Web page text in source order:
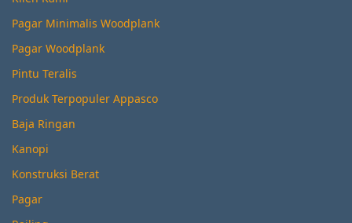
Pagar Minimalis Woodplank
Pagar Woodplank
Pintu Teralis
Produk Terpopuler Appasco
Baja Ringan
Kanopi
Konstruksi Berat
Pagar